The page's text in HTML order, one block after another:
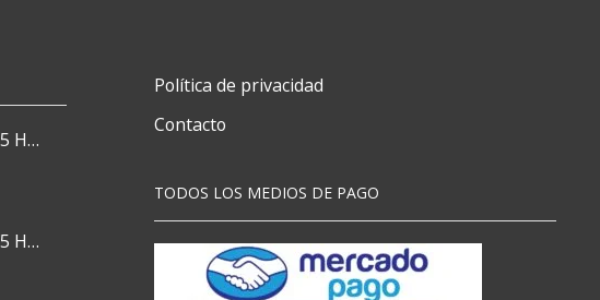
ESPIRAL PLASTICO 7 MM P/25 HJS X50x3000
ESPIRAL PLASTICO 9 MM P/75 HJS X50X2400
Política de privacidad
Contacto
TODOS LOS MEDIOS DE PAGO